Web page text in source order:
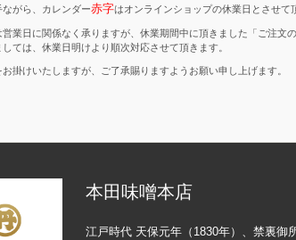
ながら、カレンダー赤字はオンラインショップの休業日とさせて
営業日に関係なく承りますが、休業期間中に頂きました「ご注文
しては、休業日明けより順次対応させて頂きます。
お掛けいたしますが、ご了承賜りますようお願い申し上げます。
本田味噌本店
江戸時代 天保元年（1830年）、禁裏御